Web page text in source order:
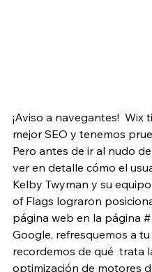
¡Aviso a navegantes!  Wix
mejor SEO y tenemos
Pero antes de ir al nudo
ver en detalle cómo el
Kelby Twyman y su
of Flags lograron
página web en la página #
Google, refresquemos a
recordemos de qué  trata
optimización de motores